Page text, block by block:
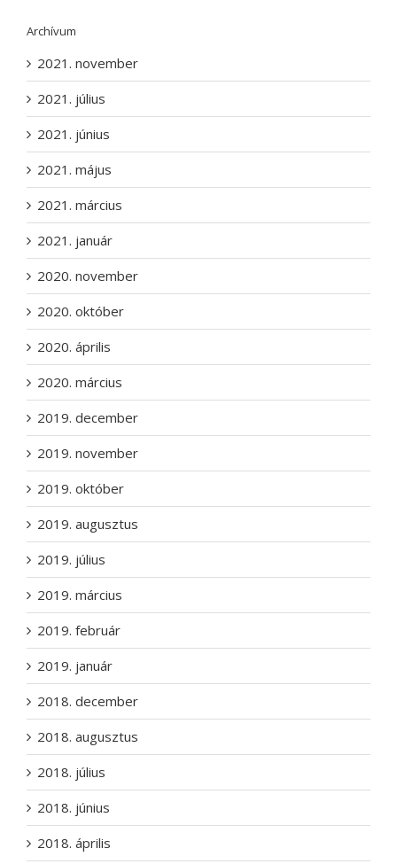
Archívum
2021. november
2021. július
2021. június
2021. május
2021. március
2021. január
2020. november
2020. október
2020. április
2020. március
2019. december
2019. november
2019. október
2019. augusztus
2019. július
2019. március
2019. február
2019. január
2018. december
2018. augusztus
2018. július
2018. június
2018. április